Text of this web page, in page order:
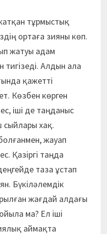
тұрмыстық
ортаға зияны көп.
жатуы адам
тигізеді. Алдын ала
қажетті
Көзбен көрген
іші де таңданыс
сыйлары хақ.
жауап
Қазіргі таңда
таза ұстап
Бүкіләлемдік
жағдай алдағы
ма? Ел іші
аймақта